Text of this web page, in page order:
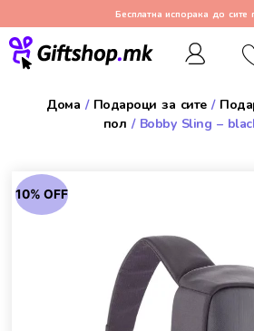
Бесплатна испорака до сите
Дома / Подароци за сите/
пол / Bobby Sling –
10% OFF